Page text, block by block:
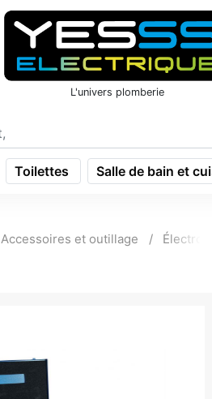
L'univers plomberie
Toilettes Salle de bain et
Accessoires et outillage